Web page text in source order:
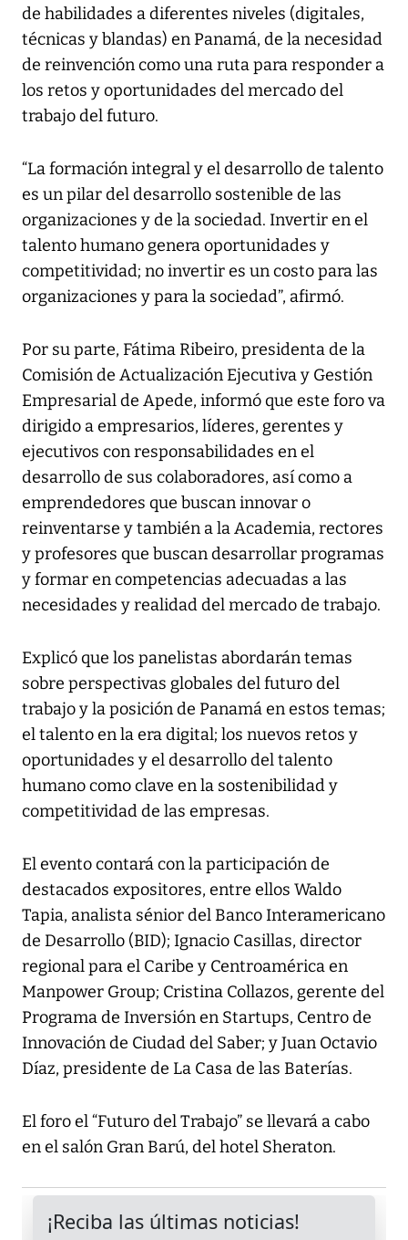
de habilidades a diferentes niveles (digitales,
técnicas y blandas) en Panamá, de la necesidad
de reinvención como una ruta para responder a
los retos y oportunidades del mercado del
trabajo del futuro.
“La formación integral y el desarrollo de talento
es un pilar del desarrollo sostenible de las
organizaciones y de la sociedad. Invertir en el
talento humano genera oportunidades y
competitividad; no invertir es un costo para las
organizaciones y para la sociedad”, afirmó.
Por su parte, Fátima Ribeiro, presidenta de la
Comisión de Actualización Ejecutiva y Gestión
Empresarial de Apede, informó que este foro va
dirigido a empresarios, líderes, gerentes y
ejecutivos con responsabilidades en el
desarrollo de sus colaboradores, así como a
emprendedores que buscan innovar o
reinventarse y también a la Academia, rectores
y profesores que buscan desarrollar programas
y formar en competencias adecuadas a las
necesidades y realidad del mercado de trabajo.
Explicó que los panelistas abordarán temas
sobre perspectivas globales del futuro del
trabajo y la posición de Panamá en estos temas;
el talento en la era digital; los nuevos retos y
oportunidades y el desarrollo del talento
humano como clave en la sostenibilidad y
competitividad de las empresas.
El evento contará con la participación de
destacados expositores, entre ellos Waldo
Tapia, analista sénior del Banco Interamericano
de Desarrollo (BID); Ignacio Casillas, director
regional para el Caribe y Centroamérica en
Manpower Group; Cristina Collazos, gerente del
Programa de Inversión en Startups, Centro de
Innovación de Ciudad del Saber; y Juan Octavio
Díaz, presidente de La Casa de las Baterías.
El foro el “Futuro del Trabajo” se llevará a cabo
en el salón Gran Barú, del hotel Sheraton.